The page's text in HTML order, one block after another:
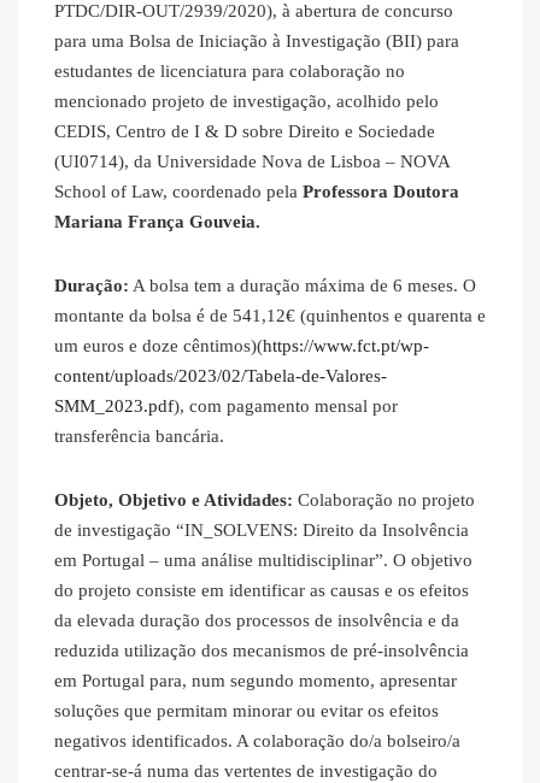
PTDC/DIR-OUT/2939/2020), à abertura de concurso
para uma Bolsa de Iniciação à Investigação (BII) para
estudantes de licenciatura para colaboração no
mencionado projeto de investigação, acolhido pelo
CEDIS, Centro de I & D sobre Direito e Sociedade
(UI0714), da Universidade Nova de Lisboa – NOVA
School of Law, coordenado pela Professora Doutora
Mariana França Gouveia.
Duração: A bolsa tem a duração máxima de 6 meses. O
montante da bolsa é de 541,12€ (quinhentos e quarenta e
um euros e doze cêntimos)(https://www.fct.pt/wp-
content/uploads/2023/02/Tabela-de-Valores-
SMM_2023.pdf), com pagamento mensal por
transferência bancária.
Objeto, Objetivo e Atividades: Colaboração no projeto
de investigação “IN_SOLVENS: Direito da Insolvência
em Portugal – uma análise multidisciplinar”. O objetivo
do projeto consiste em identificar as causas e os efeitos
da elevada duração dos processos de insolvência e da
reduzida utilização dos mecanismos de pré-insolvência
em Portugal para, num segundo momento, apresentar
soluções que permitam minorar ou evitar os efeitos
negativos identificados. A colaboração do/a bolseiro/a
centrar-se-á numa das vertentes de investigação do